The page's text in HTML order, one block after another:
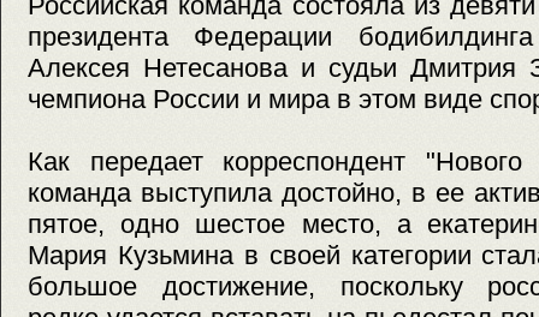
президента Федерации
Алексея Нетесанова и судьи Дмитрия
чемпиона России и мира в этом виде
Как передает корреспондент "Нового
команда выступила достойно, в ее
пятое, одно шестое место, а
Мария Кузьмина в своей категории
большое достижение, поскольку